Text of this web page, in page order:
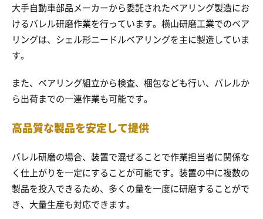
大手自動車部品メーカーから委託されたベアリング製造にお
けるバレル研磨作業を行っています。横山研磨工業でのベア
リングは、シェル形ニードルベアリングを主に製造していま
す。
また、ベアリング組立から検査、梱包なども行い、バレルか
ら出荷までの一連作業も可能です。
高品質な製品を安定して提供
バレル研磨の場合、装置で混ぜることで作業担当者に関係な
く仕上がりを一定にすることが可能です。装置の中に複数の
製品を投入できるため、多くの量を一度に研磨することがで
き、大量生産も対応できます。